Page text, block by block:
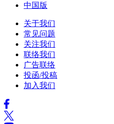
中国版
关于我们
常见问题
关注我们
联络我们
广告联络
投函/投稿
加入我们